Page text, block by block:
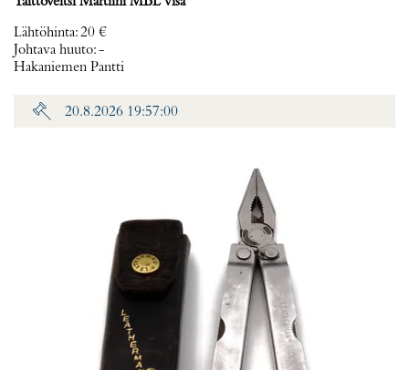
Lähtöhinta:20 €
Johtava huuto:-
Hakaniemen Pantti
20.8.2026 19:57:00